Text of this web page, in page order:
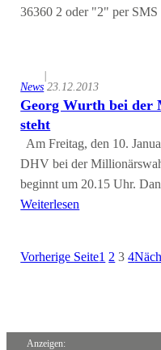
36360 2 oder "2" per
News
|
23.12.2013
Georg Wurth bei der
steht
Am Freitag, den 10.
DHV bei der
beginnt um 20.15 Uhr.
Weiterlesen
Vorherige Seite1 2 3 4
Anzeigen: